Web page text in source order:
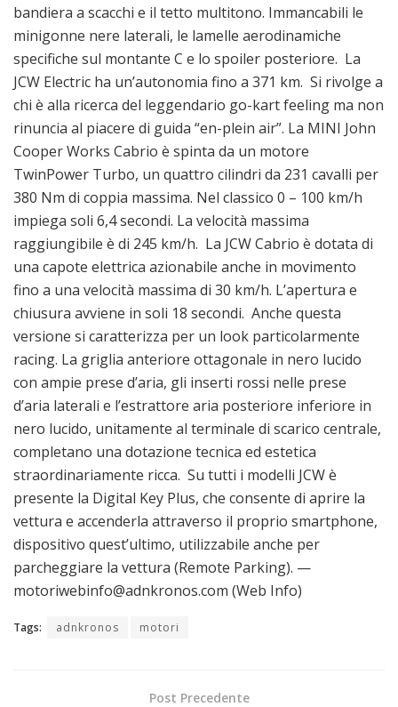
bandiera a scacchi e il tetto multitono. Immancabili le
minigonne nere laterali, le lamelle aerodinamiche
specifiche sul montante C e lo spoiler posteriore. La
JCW Electric ha un’autonomia fino a 371 km. Si rivolge a
chi è alla ricerca del leggendario go-kart feeling ma non
rinuncia al piacere di guida “en-plein air”. La MINI John
Cooper Works Cabrio è spinta da un motore
TwinPower Turbo, un quattro cilindri da 231 cavalli per
380 Nm di coppia massima. Nel classico 0 – 100 km/h
impiega soli 6,4 secondi. La velocità massima
raggiungibile è di 245 km/h. La JCW Cabrio è dotata di
una capote elettrica azionabile anche in movimento
fino a una velocità massima di 30 km/h. L’apertura e
chiusura avviene in soli 18 secondi. Anche questa
versione si caratterizza per un look particolarmente
racing. La griglia anteriore ottagonale in nero lucido
con ampie prese d’aria, gli inserti rossi nelle prese
d’aria laterali e l’estrattore aria posteriore inferiore in
nero lucido, unitamente al terminale di scarico centrale,
completano una dotazione tecnica ed estetica
straordinariamente ricca. Su tutti i modelli JCW è
presente la Digital Key Plus, che consente di aprire la
vettura e accenderla attraverso il proprio smartphone,
dispositivo quest’ultimo, utilizzabile anche per
parcheggiare la vettura (Remote Parking). —
motoriwebinfo@adnkronos.com (Web Info)
Tags: adnkronos motori
Post Precedente